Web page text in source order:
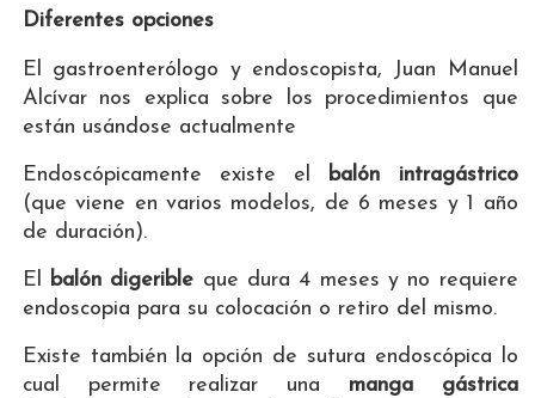
Diferentes opciones
El gastroenterólogo y endoscopista, Juan Manuel
Alcívar nos explica sobre los procedimientos que
están usándose actualmente
Endoscópicamente existe el
balón intragástrico
(que viene en varios modelos, de 6 meses y 1 año
de duración).
El balón digerible que dura 4 meses y no requiere
endoscopia para su colocación o retiro del mismo.
Existe también la opción de sutura endoscópica lo
cual permite realizar una manga gástrica